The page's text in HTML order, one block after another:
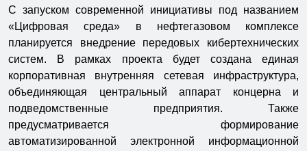
С запуском современной инициативы под названием
«Цифровая среда» в нефтегазовом комплексе
планируется внедрение передовых кибертехнических
систем. В рамках проекта будет создана единая
корпоративная внутренняя сетевая инфраструктура,
объединяющая центральный аппарат концерна и
подведомственные предприятия. Также
предусматривается формирование
автоматизированной электронной информационной